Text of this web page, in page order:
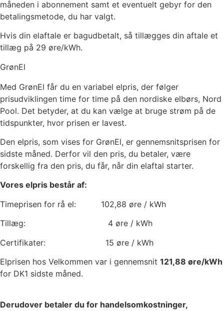
måneden i abonnement samt et eventuelt gebyr for den
betalingsmetode, du har valgt.
Hvis din elaftale er bagudbetalt, så tillægges din aftale et
tillæg på 29 øre/kWh.
GrønEl
Med GrønEl får du en variabel elpris, der følger
prisudviklingen time for time på den nordiske elbørs, Nord
Pool. Det betyder, at du kan vælge at bruge strøm på de
tidspunkter, hvor prisen er lavest.
Den elpris, som vises for GrønEl, er gennemsnitsprisen for
sidste måned. Derfor vil den pris, du betaler, være
forskellig fra den pris, du får, når din elaftal starter.
Vores elpris består af:
Timeprisen for rå el: 102,88 øre / kWh
Tillæg: 4 øre / kWh
Certifikater: 15 øre / kWh
Elprisen hos Velkommen var i gennemsnit 121,88 øre/kWh
for DK1 sidste måned.
Derudover betaler du for handelsomkostninger,